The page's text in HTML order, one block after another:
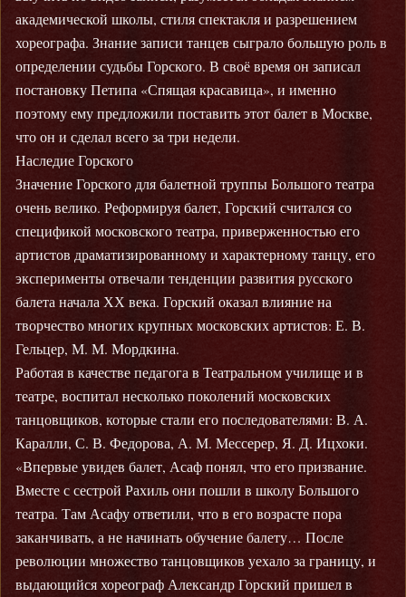
академической школы, стиля спектакля и разрешением
хореографа. Знание записи танцев сыграло большую роль в
определении судьбы Горского. В своё время он записал
постановку Петипа «Спящая красавица», и именно
поэтому ему предложили поставить этот балет в Москве,
что он и сделал всего за три недели.
Наследие Горского
Значение Горского для балетной труппы Большого театра
очень велико. Реформируя балет, Горский считался со
спецификой московского театра, приверженностью его
артистов драматизированному и характерному танцу, его
эксперименты отвечали тенденции развития русского
балета начала ХХ века. Горский оказал влияние на
творчество многих крупных московских артистов: Е. В.
Гельцер, М. М. Мордкина.
Работая в качестве педагога в Театральном училище и в
театре, воспитал несколько поколений московских
танцовщиков, которые стали его последователями: В. А.
Каралли, С. В. Федорова, А. М. Мессерер, Я. Д. Ицхоки.
«Впервые увидев балет, Асаф понял, что его призвание.
Вместе с сестрой Рахиль они пошли в школу Большого
театра. Там Асафу ответили, что в его возрасте пора
заканчивать, а не начинать обучение балету… После
революции множество танцовщиков уехало за границу, и
выдающийся хореограф Александр Горский пришел в